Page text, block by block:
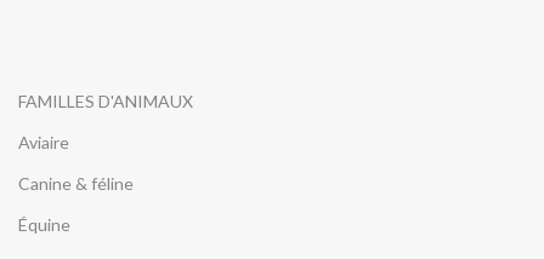
FAMILLES D'ANIMAUX
Aviaire
Canine & féline
Équine